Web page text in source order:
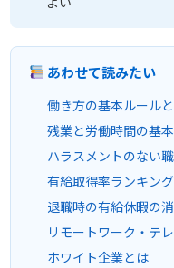
あわせて読みたい
働き方の基本ルール
残業と労働時間の基本
ハラスメントのない
有給取得率ランキン
退職時の有給休暇の
リモートワーク・テ
ホワイト企業とは